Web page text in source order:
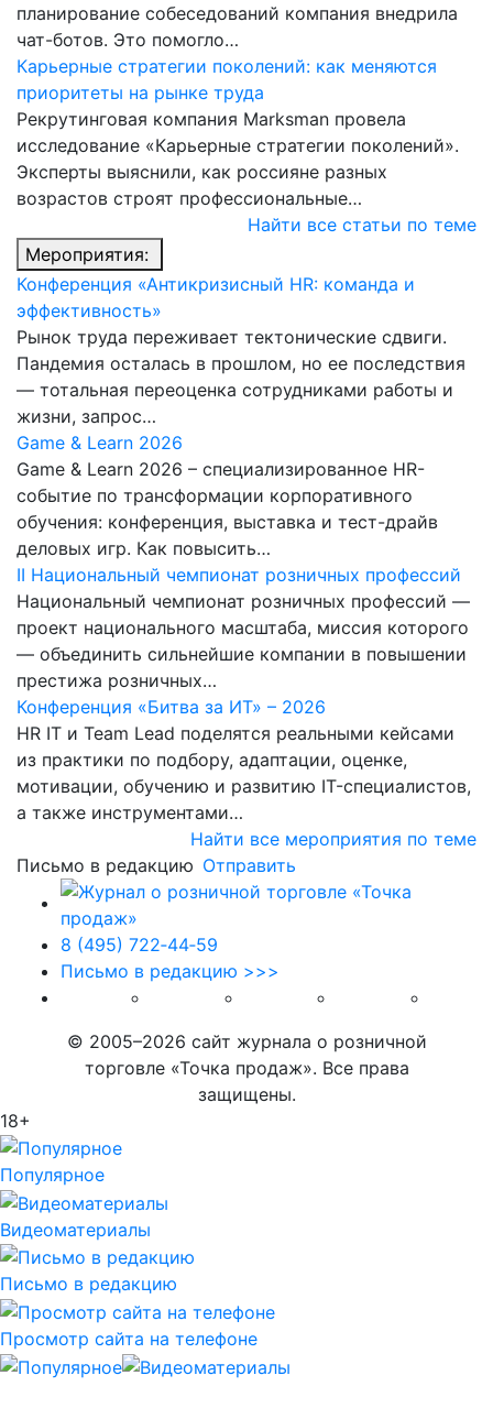
планирование собеседований компания внедрила
чат-ботов. Это помогло…
Карьерные стратегии поколений: как меняются
приоритеты на рынке труда
Рекрутинговая компания Marksman провела
исследование «Карьерные стратегии поколений».
Эксперты выяснили, как россияне разных
возрастов строят профессиональные…
Найти все статьи по теме
Мероприятия:
Конференция «Антикризисный HR: команда и
эффективность»
Рынок труда переживает тектонические сдвиги.
Пандемия осталась в прошлом, но ее последствия
— тотальная переоценка сотрудниками работы и
жизни, запрос…
Game & Learn 2026
Game & Learn 2026 – специализированное HR-
событие по трансформации корпоративного
обучения: конференция, выставка и тест-драйв
деловых игр. Как повысить…
II Национальный чемпионат розничных профессий
Национальный чемпионат розничных профессий —
проект национального масштаба, миссия которого
— объединить сильнейшие компании в повышении
престижа розничных…
Конференция «Битва за ИТ» – 2026
HR IT и Team Lead поделятся реальными кейсами
из практики по подбору, адаптации, оценке,
мотивации, обучению и развитию IT-специалистов,
а также инструментами…
Найти все мероприятия по теме
Письмо в редакцию Отправить
8 (495) 722‑44‑59
Письмо в редакцию >>>
© 2005–2026 сайт журнала о розничной
торговле «Точка продаж». Все права
защищены.
18+
Популярное
Видеоматериалы
Письмо в редакцию
Просмотр сайта на телефоне